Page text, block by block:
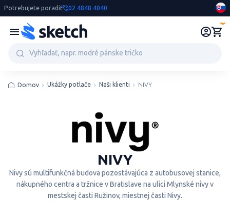
Potrebujete poradiť 02 4848 4040
Domov Ukážky potlače Naši klienti NIVY
NIVY
Nivy sú multifunkčná budova pozostávajúca z autobusovej stanice,
nákupného centra a tržnice v Bratislave na ulici Mlynské nivy v
mestskej časti Ružinov, miestnej časti Nivy.